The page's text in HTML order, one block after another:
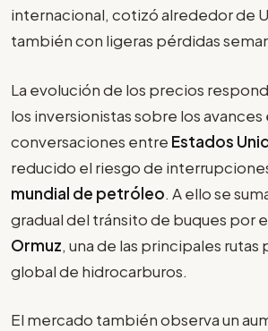
internacional, cotizó alrededor de
también con ligeras pérdidas
La evolución de los precios
los inversionistas sobre los avances
conversaciones entre Estados
reducido el riesgo de
mundial de petróleo. A ello se
gradual del tránsito de buques por
Ormuz, una de las principales
global de hidrocarburos.
El mercado también observa un